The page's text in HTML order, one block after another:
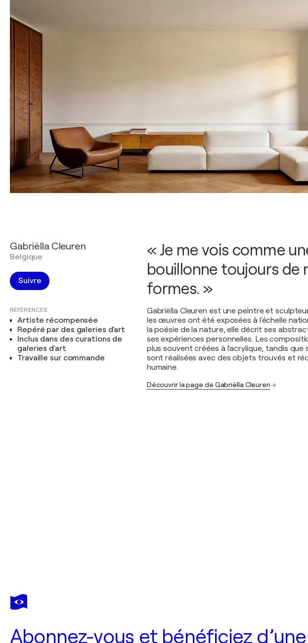
Gabriëlla Cleuren
Belgique
Suivre
RÉFÉRENCES
Artiste récompensée
Repéré par des galeries d'art
Inclus dans des curations de
galeries d'art
Travaille sur commande
« Je me vois comme
bouillonne toujours de
formes. »
Gabriëlla Cleuren est une peintre et
les œuvres ont été exposées à l'échelle
la poésie de la nature, elle décrit ses
ses expériences personnelles. Les
plus souvent créées à l'acrylique, tandis
sont réalisées avec des objets trouvés et
humaine.
Découvrir la page de Gabriëlla Cleuren
Abonnez-vous et bénéficiez